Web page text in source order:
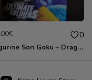
0
Figurine Son Goku – Dragon Ball GT – Ultimate Soldiers – Officielle Import Japon